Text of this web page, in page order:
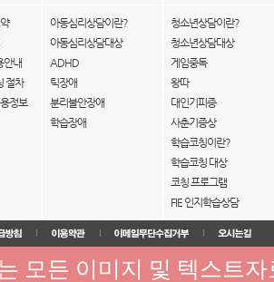
안내
절차
정보
아동심리상담이란?
아동심리상담대상
ADHD
틱장애
분리불안장애
학습장애
청소년상담이란?
청소년상담대상
게임중독
왕따
대인기피증
사춘기증상
학습코칭이란?
학습코칭 대상
코칭 프로그램
FIE 인지학습상담
모든 이미지 및 텍스트